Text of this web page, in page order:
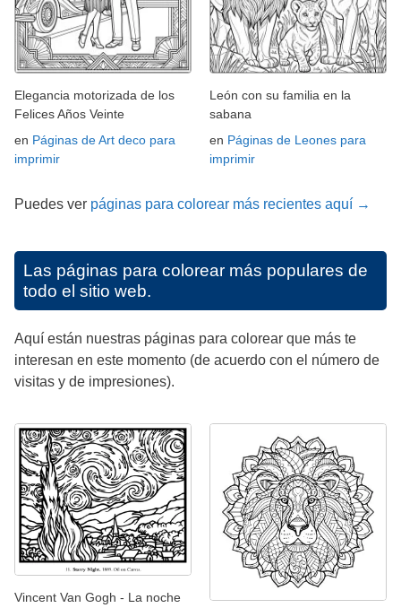
Elegancia motorizada de los
Felices Años Veinte
en Páginas de Art deco para
imprimir
León con su familia en la
sabana
en Páginas de Leones para
imprimir
Puedes ver páginas para colorear más recientes aquí →
Las páginas para colorear más populares de
todo el sitio web.
Aquí están nuestras páginas para colorear que más te
interesan en este momento (de acuerdo con el número de
visitas y de impresiones).
Vincent Van Gogh - La noche